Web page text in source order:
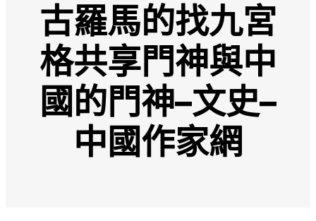
古羅馬的找九宮
格共享門神與中
國的門神–文史–
中國作家網